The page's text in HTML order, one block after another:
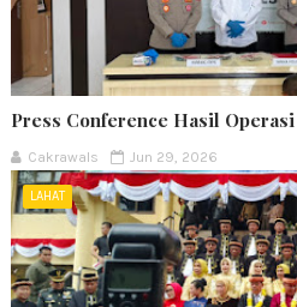
Press Conference Hasil
Cakrawals Jun 29, 2026
LAHAT